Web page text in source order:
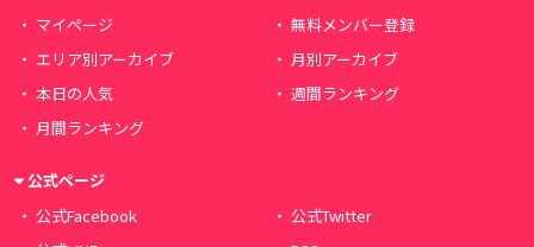
マイページ
無料メンバー登録
エリア別アーカイブ
月別アーカイブ
本日の人気
週間ランキング
月間ランキング
公式ページ
公式Facebook
公式Twitter